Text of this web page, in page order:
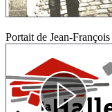
Portait de Jean-François